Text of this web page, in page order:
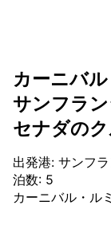
カーニバ
サンフラ
セナダの
出発港: サンフ
泊数: 5
カーニバル・ル